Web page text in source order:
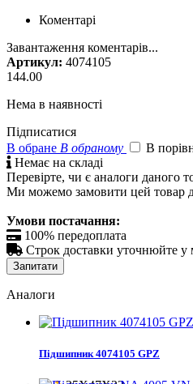
Коментарі
Завантаження коментарів...
Артикул: 4074105
144.00
Нема в наявності
Підписатися
В обране В обраному В
 Немає на складі
Перевірте, чи є аналоги даного
Ми можемо замовити цей товар
Умови постачання:
 100% передоплата
 Строк доставки уточнюйте у
Запитати
Аналоги
Підшипник 4074105 GPZ